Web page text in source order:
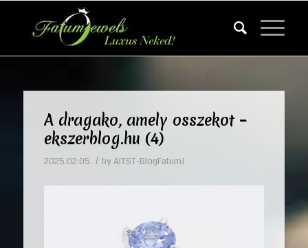
A dragako, amely osszekot –
ekszerblog.hu (4)
2025.02.05. / by AITST-BlogFatumJ